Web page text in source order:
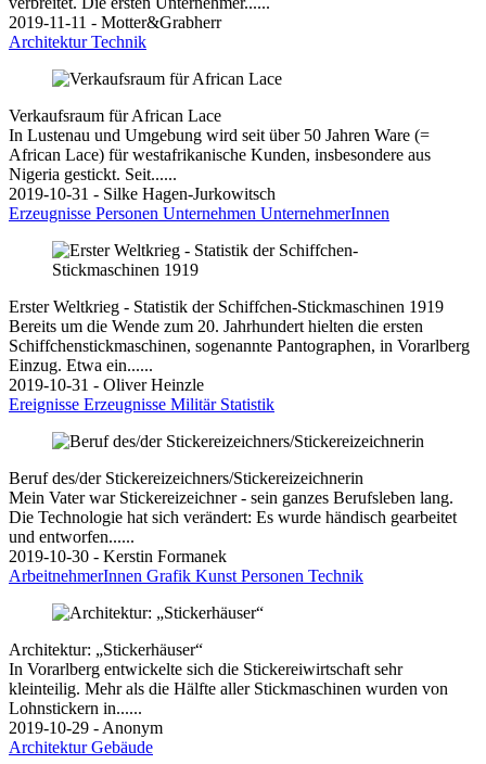
2019-11-11 - Motter&Grabherr
ArchitekturTechnik
Verkaufsraum für African Lace
In Lustenau und Umgebung wird seit über 50 Jahren Ware (=
African Lace) für westafrikanische Kunden, insbesondere aus
Nigeria gestickt. Seit......
2019-10-31 - Silke Hagen-Jurkowitsch
Erzeugnisse Personen Unternehmen UnternehmerInnen
Erster Weltkrieg - Statistik der Schiffchen-Stickmaschinen 1919
Bereits um die Wende zum 20. Jahrhundert hielten die ersten
Schiffchenstickmaschinen, sogenannte Pantographen, in Vorarlberg
Einzug. Etwa ein......
2019-10-31 - Oliver Heinzle
Ereignisse Erzeugnisse Militär Statistik
Beruf des/der Stickereizeichners/Stickereizeichnerin
Mein Vater war Stickereizeichner - sein ganzes Berufsleben lang.
Die Technologie hat sich verändert: Es wurde händisch gearbeitet
und entworfen......
2019-10-30 - Kerstin Formanek
ArbeitnehmerInnen Grafik Kunst Personen Technik
Architektur: „Stickerhäuser“
In Vorarlberg entwickelte sich die Stickereiwirtschaft sehr
kleinteilig. Mehr als die Hälfte aller Stickmaschinen wurden von
Lohnstickern in......
2019-10-29 - Anonym
ArchitekturGebäude